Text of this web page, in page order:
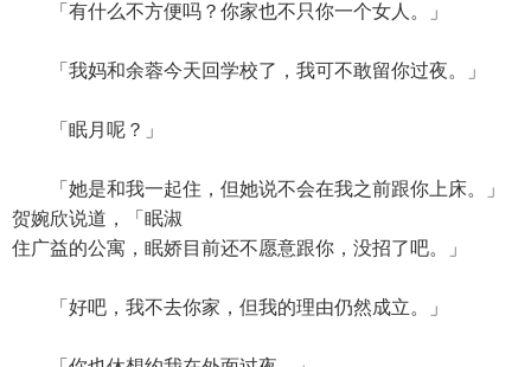
「有什么不方便吗？你家也不只你一个女人。」
「我妈和余蓉今天回学校了，我可不敢留你过夜。」
「眠月呢？」
「她是和我一起住，但她说不会在我之前跟你上床。」
贺婉欣说道，「眠淑
住广益的公寓，眠娇目前还不愿意跟你，没招了吧。」
「好吧，我不去你家，但我的理由仍然成立。」